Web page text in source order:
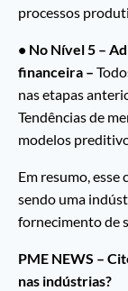
processos
• No Nível 5 –
financeira –
nas etapas
Tendências de
modelos
Em resumo, esse
sendo uma
fornecimento de
PME NEWS –
nas indústrias?